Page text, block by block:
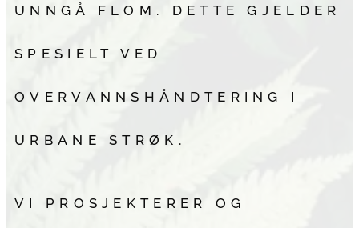
UNNGÅ FLOM. DETTE GJELDER
SPESIELT VED
OVERVANNSHÅNDTERING I
URBANE STRØK.
VI PROSJEKTERER OG